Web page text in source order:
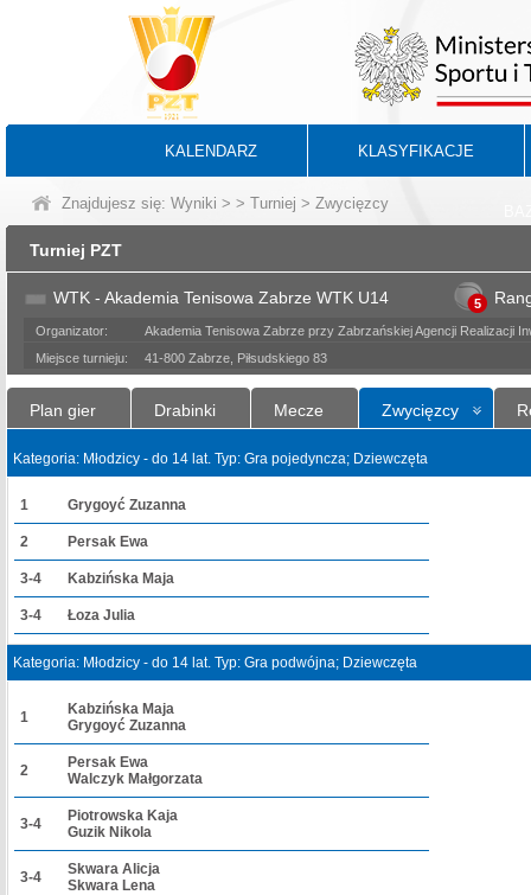
KALENDARZ KLASYFIKACJE
Znajdujesz się: Wyniki > > Turniej > Zwycięzcy
Turniej PZT
WTK - Akademia Tenisowa Zabrze WTK U14 5
Organizator:
Akademia Tenisowa Zabrze przy Zabrzańskiej Agencji Realizacji
Miejsce turnieju:
41-800 Zabrze, Piłsudskiego 83
Plan gier Drabinki Mecze Zwycięzcy
Kategoria: Młodzicy - do 14 lat. Typ: Gra pojedyncza; Dziewczęta
1 Grygoyć Zuzanna
2 Persak Ewa
3-4 Kabzińska Maja
3-4 Łoza Julia
Kategoria: Młodzicy - do 14 lat. Typ: Gra podwójna; Dziewczęta
1
Kabzińska Maja
Grygoyć Zuzanna
2
Persak Ewa
Walczyk Małgorzata
3-4
Piotrowska Kaja
Guzik Nikola
3-4
Skwara Alicja
Skwara Lena